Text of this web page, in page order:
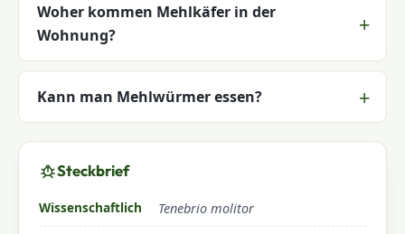
Woher kommen Mehlkäfer in der
Wohnung?
Kann man Mehlwürmer essen?
Steckbrief
Wissenschaftlich Tenebrio molitor